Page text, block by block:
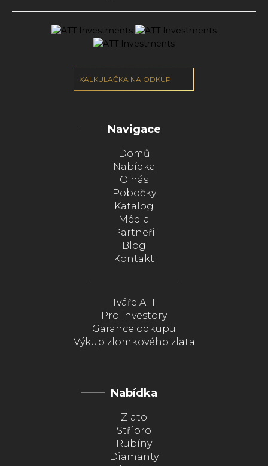
KALKULAČKA NA ODKUP
Navigace
Domů
Nabídka
O nás
Pobočky
Katalog
Média
Partneři
Blog
Kontakt
Tváře ATT
Pro Investory
Garance odkupu
Výkup zlomkového zlata
Nabídka
Zlato
Stříbro
Rubíny
Diamanty